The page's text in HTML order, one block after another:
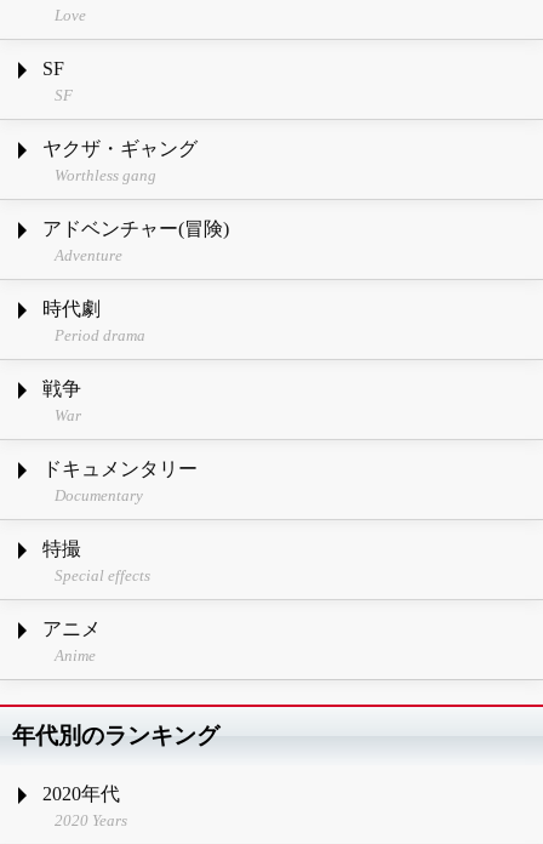
Love
SF
SF
ヤクザ・ギャング
Worthless gang
アドベンチャー(冒険)
Adventure
時代劇
Period drama
戦争
War
ドキュメンタリー
Documentary
特撮
Special effects
アニメ
Anime
年代別のランキング
2020年代
2020 Years